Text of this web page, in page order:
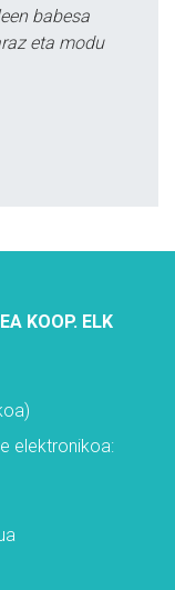
babesa
eta modu
KOOP. ELK
elektronikoa: